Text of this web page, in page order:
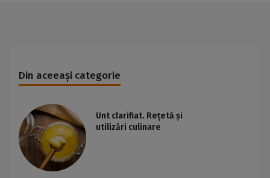
Din aceeași categorie
Unt clarifiat. Rețetă și
utilizări culinare